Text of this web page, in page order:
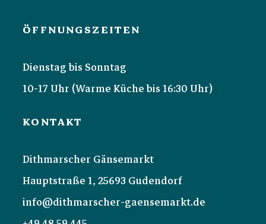
ÖFFNUNGSZEITEN
Dienstag bis Sonntag
10-17 Uhr (Warme Küche bis 16:30 Uhr)
KONTAKT
Dithmarscher Gänsemarkt
Hauptstraße 1, 25693 Gudendorf
info@dithmarscher-gaensemarkt.de